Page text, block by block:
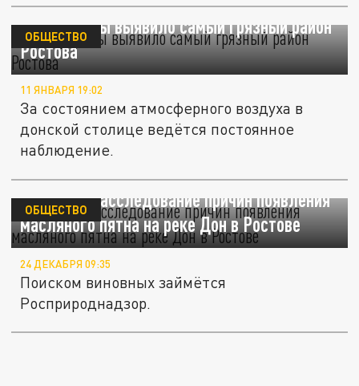
Минприроды выявило самый грязный район
Ростова
ОБЩЕСТВО
11 ЯНВАРЯ 19:02
За состоянием атмосферного воздуха в
донской столице ведётся постоянное
наблюдение.
Началось расследование причин появления
масляного пятна на реке Дон в Ростове
ОБЩЕСТВО
24 ДЕКАБРЯ 09:35
Поиском виновных займётся
Росприроднадзор.